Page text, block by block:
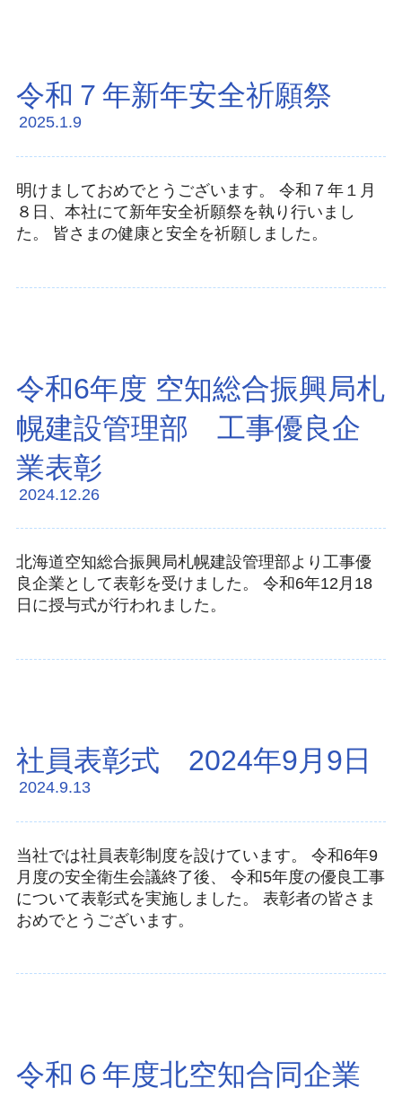
令和７年新年安全祈願祭
2025.1.9
明けましておめでとうございます。 令和７年１月
８日、本社にて新年安全祈願祭を執り行いまし
た。 皆さまの健康と安全を祈願しました。
令和6年度 空知総合振興局札
幌建設管理部 工事優良企
業表彰
2024.12.26
北海道空知総合振興局札幌建設管理部より工事優
良企業として表彰を受けました。 令和6年12月18
日に授与式が行われました。
社員表彰式 2024年9月9日
2024.9.13
当社では社員表彰制度を設けています。 令和6年9
月度の安全衛生会議終了後、 令和5年度の優良工事
について表彰式を実施しました。 表彰者の皆さま
おめでとうございます。
令和６年度北空知合同企業